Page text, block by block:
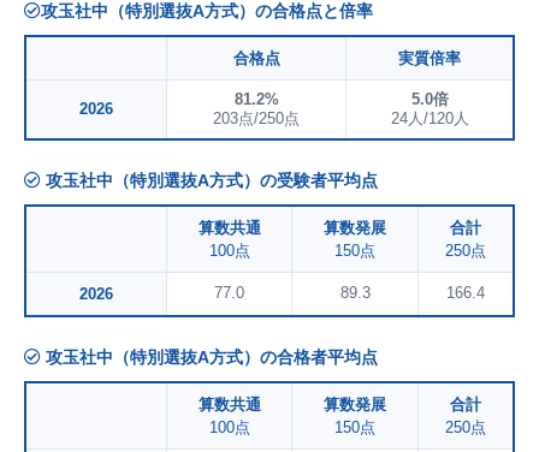
攻玉社中（特別選抜A方式）の合格点と倍率
合格点 実質倍率
2026
81.2%
203点/250点
5.0倍
24人/120人
攻玉社中（特別選抜A方式）の受験者平均点
算数共通
100点
算数発展
150点
合計
250点
2026 77.0 89.3 166.4
攻玉社中（特別選抜A方式）の合格者平均点
算数共通
100点
算数発展
150点
合計
250点